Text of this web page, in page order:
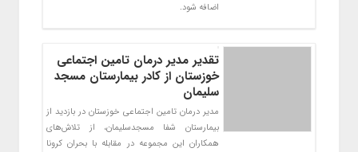
اضافه شود.
تقدیر مدیر درمان تامین اجتماعی
خوزستان از کادر بیمارستان مسجد
سلیمان
مدیر درمان تامین اجتماعی خوزستان در بازدید از
بیمارستان شفا مسجدسلیمان، از تلاش‌های
همکاران این مجموعه در مقابله با بحران کرونا